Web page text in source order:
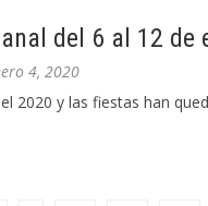
del 6 al 12 de
4, 2020
2020 y las fiestas han